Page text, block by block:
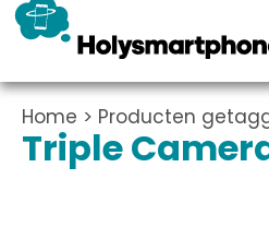
Home > Producten
Triple